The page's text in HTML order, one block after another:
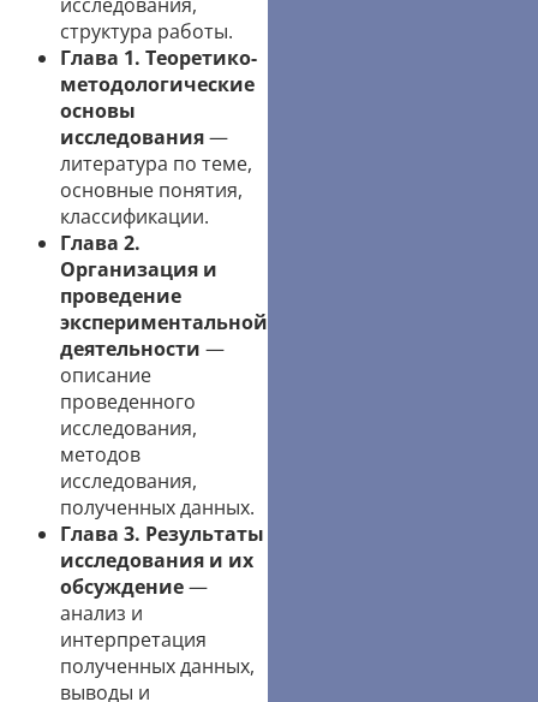
структура работы.
Глава 1. Теоретико-
методологические
основы
исследования—
литература по теме,
основные понятия,
классификации.
Глава 2.
Организация и
проведение
экспериментальной
деятельности —
описание
проведенного
исследования,
методов
исследования,
полученных данных.
Глава 3. Результаты
исследования и их
обсуждение—
анализ и
интерпретация
полученных данных,
выводы и